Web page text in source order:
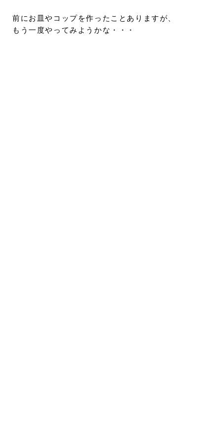
前にお皿やコップを作ったことありますが、
もう一度やってみようかな・・・